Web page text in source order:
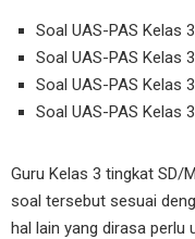
Soal UAS-PAS Kelas
Soal UAS-PAS Kelas
Soal UAS-PAS Kelas
Soal UAS-PAS Kelas
Guru Kelas 3 tingkat SD/
soal tersebut sesuai
hal lain yang dirasa perlu